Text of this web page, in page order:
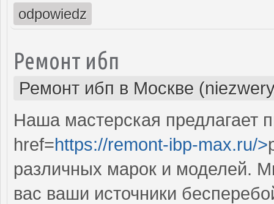
odpowiedz
Ремонт ибп
Ремонт ибп в Москве
Наша мастерская предлагает
href=https://remont-ibp-max.ru/>
различных марок и моделей.
вас ваши источники